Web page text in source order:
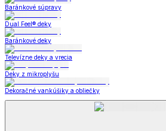
Baránkové súpravy
Dual Feel® deky
Baránkové deky
Televízne deky a vrecia
Deky z mikroplyšu
Dekoračné vankúšiky a obliečky